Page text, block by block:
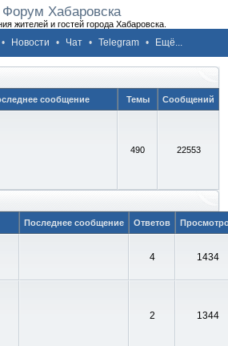
Форум Хабаровска
жителей и гостей города Хабаровска.
• Новости • Чат • Telegram • Ещё...
сообщение Темы Сообщений
490 22553
Последнее сообщение Ответов
4 1434
2 1344